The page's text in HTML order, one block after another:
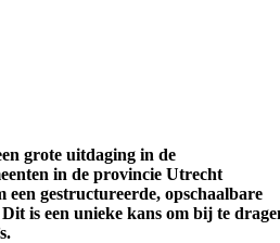
grote uitdaging in de
in de provincie Utrecht
gestructureerde, opschaalbare
is een unieke kans om bij te